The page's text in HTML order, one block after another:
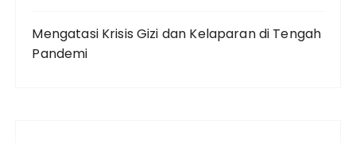
Mengatasi Krisis Gizi dan Kelaparan di Tengah
Pandemi